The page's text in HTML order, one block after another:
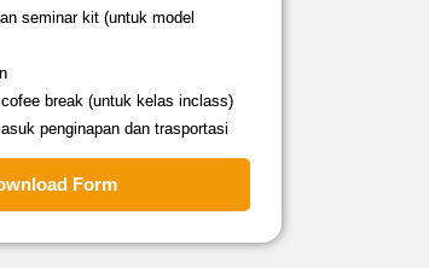
seminar kit (untuk model
break (untuk kelas inclass)
penginapan dan trasportasi
Form